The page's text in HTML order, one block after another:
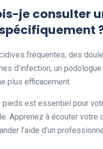
je consulter
fréquentes, des
d’infection, un podologue
plus efficacement.
pieds est essentiel pour
Apprenez à écouter votre
l’aide d’un